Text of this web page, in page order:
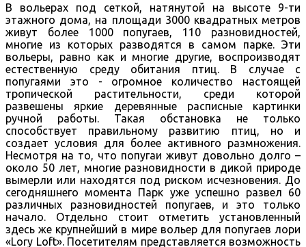
В вольерах под сеткой, натянутой на высоте 9-ти
этажного дома, на площади 3000 квадратных метров
живут более 1000 попугаев, 110 разновидностей,
многие из которых разводятся в самом парке. Эти
вольеры, равно как и многие другие, воспроизводят
естественную среду обитания птиц. В случае с
попугаями это - огромное количество настоящей
тропической растительности, среди которой
развешены яркие деревянные расписные картинки
ручной работы. Такая обстановка не только
способствует правильному развитию птиц, но и
создает условия для более активного размножения.
Несмотря на то, что попугаи живут довольно долго –
около 50 лет, многие разновидности в дикой природе
вымерли или находятся под риском исчезновения. До
сегодняшнего момента Парк уже успешно развел 60
различных разновидностей попугаев, и это только
начало. Отдельно стоит отметить установленный
здесь же крупнейший в мире вольер для попугаев лори
«Lory Loft». Посетителям представляется возможность